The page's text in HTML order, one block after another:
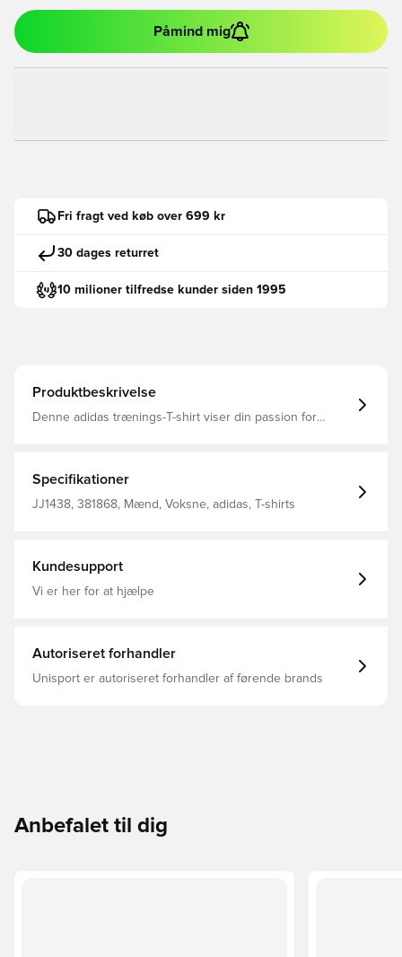
Påmind mig
Fri fragt ved køb over 699 kr
30 dages returret
10 milioner tilfredse kunder siden 1995
Produktbeskrivelse
Denne adidas trænings-T-shirt viser din passion for
at holde dig afkølet, tør og uforstyrret.CLIMACOOL
hjælper dig med at håndtere sved med materialer, der
leder sveden hurtigt. De hurtigtørrende fibre giver dig en
Fugttransporterende
Specifikationer
JJ1438, 381868, Mænd, Voksne, adidas, T-shirts
Kundesupport
Vi er her for at hjælpe
Autoriseret forhandler
Unisport er autoriseret forhandler af førende brands
Anbefalet til dig